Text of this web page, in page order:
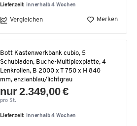
Lieferzeit: innerhalb 4 Wochen
Vergleichen Merken
Bott Kastenwerkbank cubio, 5
Schubladen, Buche-Multiplexplatte, 4
Lenkrollen, B 2000 x T 750 x H 840
mm, enzianblau/lichtgrau
nur 2.349,00 €
pro St.
Lieferzeit: innerhalb 4 Wochen